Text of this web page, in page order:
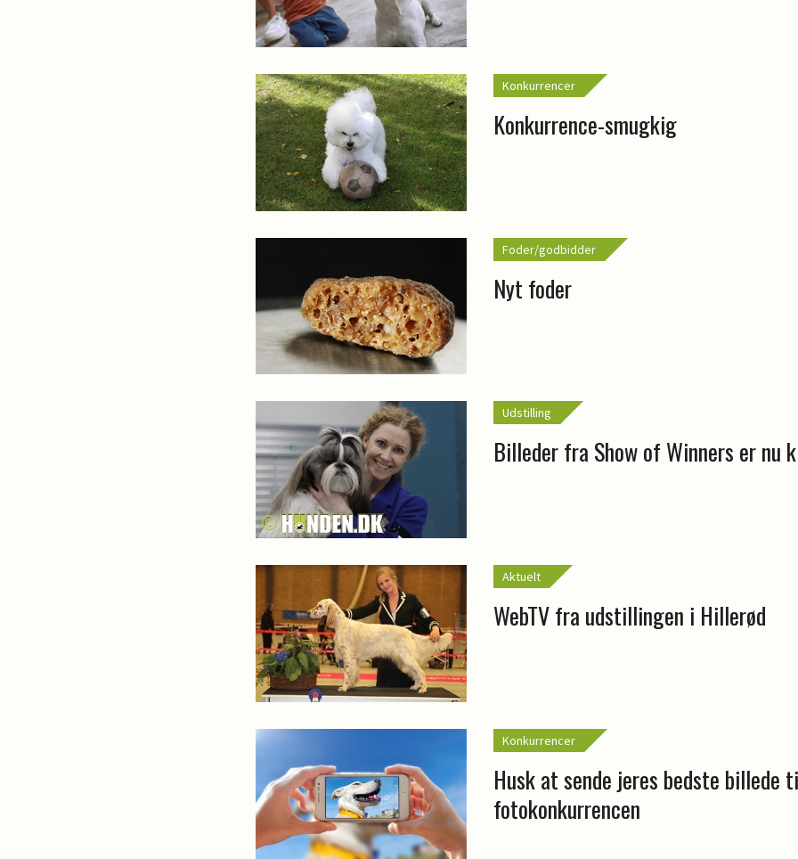
Konkurrencer
Konkurrence-smugkig
Foder/godbidder
Nyt foder
Udstilling
Billeder fra Show of Winners er nu
Aktuelt
WebTV fra udstillingen i Hillerød
Konkurrencer
Husk at sende jeres bedste billede
fotokonkurrencen